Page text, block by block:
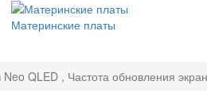
Материнские платы
QLED , Частота обновления